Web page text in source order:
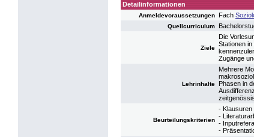
Detailinformationen
Anmeldevoraussetzungen Fach
Quellcurriculum
Ziele
Die
Stationen
Zugänge
Lehrinhalte
Mehrere
Phasen in
Beurteilungskriterien
- Klausuren
-
-
-